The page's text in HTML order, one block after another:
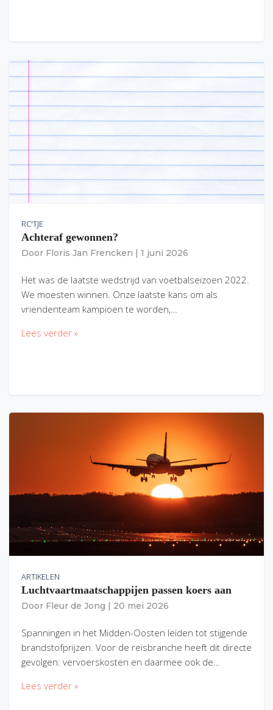
RC'TJE
Achteraf gewonnen?
Door Floris Jan Frencken 1 juni 2026
Het was de laatste wedstrijd van voetbalseizoen 2022.
We moesten winnen. Onze laatste kans om als
vriendenteam kampioen te worden,…
Lees verder »
ARTIKELEN
Luchtvaartmaatschappijen passen koers aan
Door Fleur de Jong 20 mei 2026
Spanningen in het Midden-Oosten leiden tot stijgende
brandstofprijzen. Voor de reisbranche heeft dit directe
gevolgen: vervoerskosten en daarmee ook de…
Lees verder »